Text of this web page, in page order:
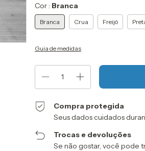
Cor : Branca
Branca Crua Freijó
Guia de medidas
Compra protegida
Seus dados cuidados
Trocas e devoluções
Se não gostar, você pode